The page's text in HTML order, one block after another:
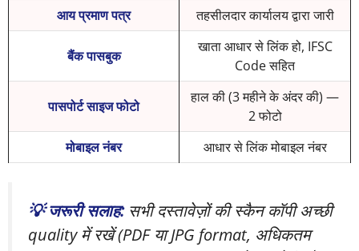
आय प्रमाण पत्र
तहसीलदार कार्यालय द्वारा जारी
बैंक पासबुक
खाता आधार से लिंक हो, IFSC
Code सहित
पासपोर्ट साइज फोटो
हाल की (3 महीने के अंदर की) —
2 फोटो
मोबाइल नंबर
आधार से लिंक मोबाइल नंबर
💡 जरूरी सलाह:सभी दस्तावेज़ों की स्कैन कॉपी अच्छी
quality में रखें (PDF या JPG format, अधिकतम